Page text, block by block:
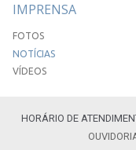
IMPRENSA
FOTOS
NOTÍCIAS
VÍDEOS
HORÁRIO DE